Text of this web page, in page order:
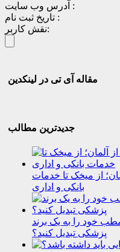
آدرس وب سایت :
تاریخ ثبت نام :
نقش کاربر:
مقاله آی تی در لینکدین
جدیدترین مطالب
از میخک تا خدمات
بانکی و اداری
خود را به یک برند
پزشکی تبدیل کنید؟